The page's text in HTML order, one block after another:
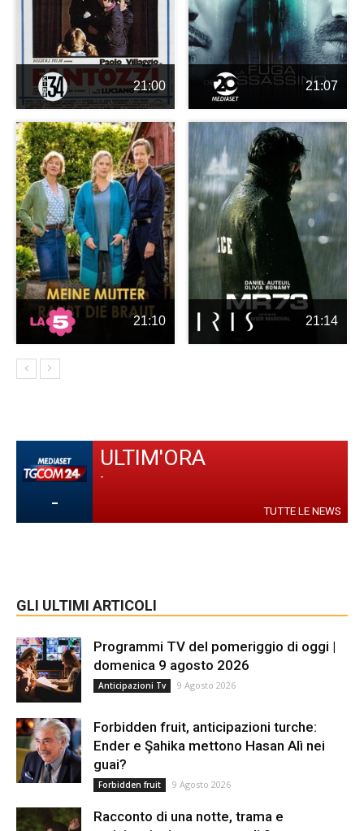
21:00 21:07
21:10 21:14
-
ULTIM'ORA
-
TUTTE LE NEWS
GLI ULTIMI ARTICOLI
Programmi TV del pomeriggio di oggi |
domenica 9 agosto 2026
Anticipazioni Tv 9 Agosto 2026
Forbidden fruit, anticipazioni turche:
Ender e Şahika mettono Hasan Alì nei
guai?
Forbidden fruit 9 Agosto 2026
Racconto di una notte, trama e